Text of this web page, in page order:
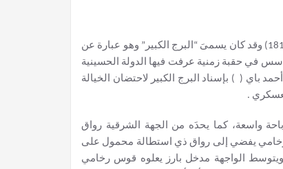
أنشأ قصر الوردة سنة 1798 من قبل حمّودة باشا باي الحسيني (1782-1814) وقد كان يسمىَ “البرج الكبير” وهو عبارة عن
في حقبة زمنية عرفت فيها الدولة الحسينية
السياسي والازدهار الإقتصادي. وفي سنة 1840 قام أحمد باي ( ) بإسناد البرج الكبير لاحتضان الخيالة
واسعة، كما يحدَه من الجهة الشرقية رواق
يفضي إلى رواق ذي استطالة محمول على
الواجهة مدخل بارز يعلوه قوس رخامي